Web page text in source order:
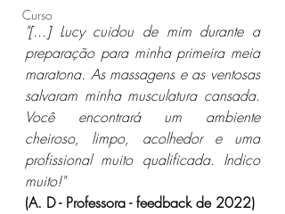
Curso
"[...] Lucy cuidou de mim durante a
preparação para minha primeira meia
maratona. As massagens e as ventosas
salvaram minha musculatura cansada.
Você encontrará um ambiente
cheiroso, limpo, acolhedor e uma
profissional muito qualificada. Indico
muito!"
(A. D - Professora - feedback de 2022)